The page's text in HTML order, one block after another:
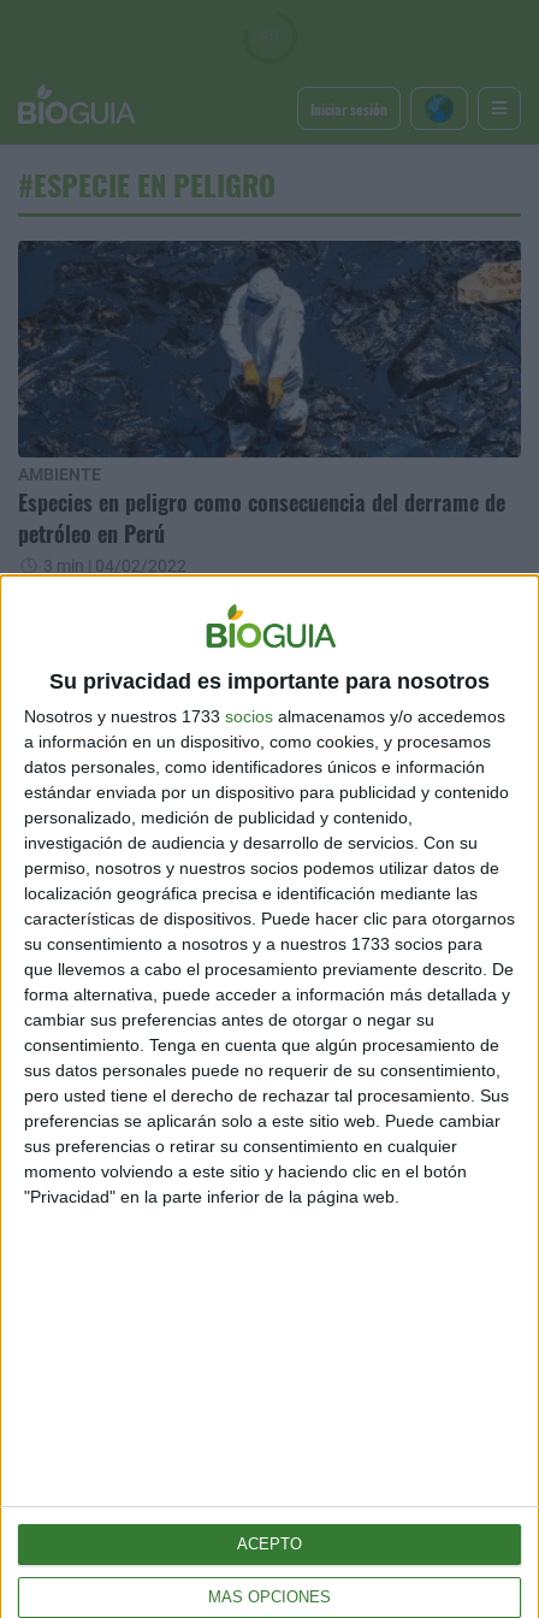
Su privacidad es importante para nosotros
Nosotros y nuestros 1733 socios almacenamos y/o accedemos
a información en un dispositivo, como cookies, y procesamos
datos personales, como identificadores únicos e información
estándar enviada por un dispositivo para publicidad y contenido
personalizado, medición de publicidad y contenido,
investigación de audiencia y desarrollo de servicios. Con su
permiso, nosotros y nuestros socios podemos utilizar datos de
localización geográfica precisa e identificación mediante las
características de dispositivos. Puede hacer clic para otorgarnos
su consentimiento a nosotros y a nuestros 1733 socios para
que llevemos a cabo el procesamiento previamente descrito. De
forma alternativa, puede acceder a información más detallada y
cambiar sus preferencias antes de otorgar o negar su
consentimiento. Tenga en cuenta que algún procesamiento de
sus datos personales puede no requerir de su consentimiento,
pero usted tiene el derecho de rechazar tal procesamiento. Sus
preferencias se aplicarán solo a este sitio web. Puede cambiar
sus preferencias o retirar su consentimiento en cualquier
momento volviendo a este sitio y haciendo clic en el botón
"Privacidad" en la parte inferior de la página web.
MÁS OPCIONES
ACEPTO
Iniciar sesión
#ESPECIE EN PELIGRO
AMBIENTE
Especies en peligro como consecuencia del derrame de
petróleo en Perú
3 min | 04/02/2022
autóctonos, imprescindibles para el ecosistema marítimo.
¡Científicos advierten sobre esta catástrofe!
TENDENCIAS
¡Increíble! Una ballena da a luz mientras está atrapada
en una red de pesca
| 15/12/2021
La escena se registró en la costa este de Estados Unidos y se
trataba de una ballena franca, una especie en peligro de extinción
diezmadas durante la era de la caza comercial de ballenas.
Página anterior
Acerca de nosotros
Suscribete gratis a nuestro Newsletter